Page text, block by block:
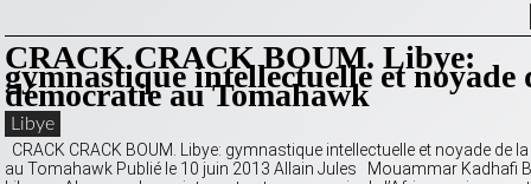
CRACK CRACK BOUM. Libye:
gymnastique intellectuelle et noyade
démocratie au Tomahawk
Libye
CRACK CRACK BOUM. Libye: gymnastique intellectuelle et noyade de
au Tomahawk Publié le 10 juin 2013 Allain Jules Mouammar Kadhafi